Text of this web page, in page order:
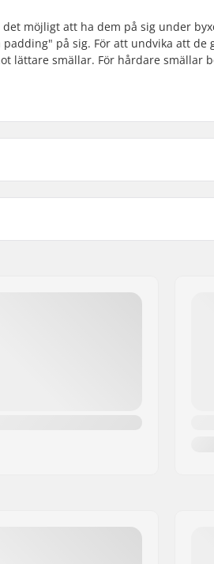
möjligt att ha dem på sig under
på sig. För att undvika att
lättare smällar. För hårdare smällar